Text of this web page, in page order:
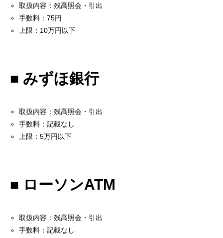
取扱内容：残高照会・引出
手数料：75円
上限：10万円以下
■ みずほ銀行
取扱内容：残高照会・引出
手数料：記載なし
上限：5万円以下
■ ローソンATM
取扱内容：残高照会・引出
手数料：記載なし